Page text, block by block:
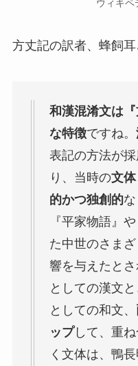
ウィキペ
方丈記の訳者、蜂飼耳
和漢混淆文は
な特徴ですね。
表記の方法が
り、当時の文
的かつ独創的
『平家物語』
た中世のさま
響を与えたとさ
としての漢文と
としての和文、
ップして、重
く文体は、鴨